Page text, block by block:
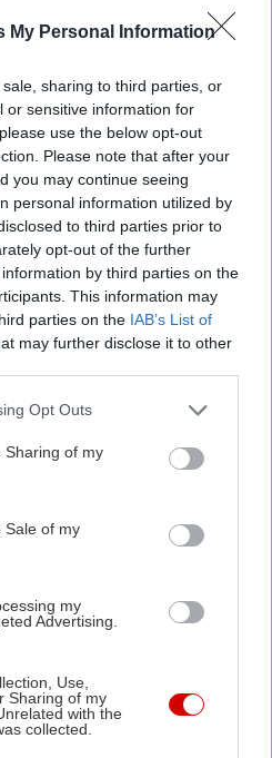
My Personal Information
sharing to third parties, or
or sensitive information for
use the below opt-out
Please note that after your
you may continue seeing
personal information utilized by
to third parties prior to
opt-out of the further
by third parties on the
This information may
parties on the IAB’s List of
may further disclose it to other
app uses one or more Google
behaviour. You may click to
and its third-party tags to
purposes in below Google
Opt Outs
Sharing of my
Sale of my
my
Advertising.
Use,
Sharing of my
with the
collected.